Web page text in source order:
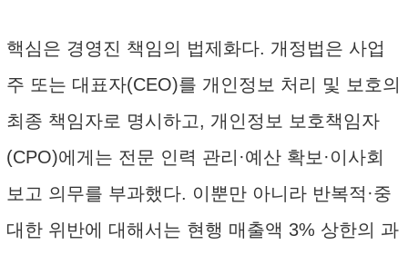
핵심은 경영진 책임의 법제화다. 개정법은 사업
주 또는 대표자(CEO)를 개인정보 처리 및 보호의
최종 책임자로 명시하고, 개인정보 보호책임자
(CPO)에게는 전문 인력 관리·예산 확보·이사회
보고 의무를 부과했다. 이뿐만 아니라 반복적·중
대한 위반에 대해서는 현행 매출액 3% 상한의 과